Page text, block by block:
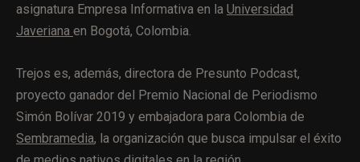
asignatura Empresa Informativa en la Universidad
Javeriana en Bogotá, Colombia.
Trejos es, además, directora de Presunto Podcast,
proyecto ganador del Premio Nacional de Periodismo
Simón Bolívar ​2019 y embajadora para Colombia de
Sembramedia, la organización que busca impulsar el éxito